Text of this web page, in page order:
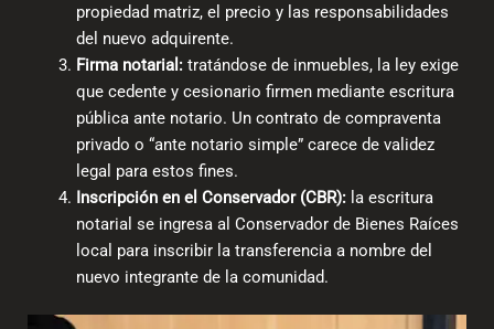
propiedad matriz, el precio y las responsabilidades
del nuevo adquirente.
Firma notarial:tratándose de inmuebles, la ley exige
que cedente y cesionario firmen mediante escritura
pública ante notario. Un contrato de compraventa
privado o “ante notario simple” carece de validez
legal para estos fines.
Inscripción en el Conservador (CBR):la escritura
notarial se ingresa al Conservador de Bienes Raíces
local para inscribir la transferencia a nombre del
nuevo integrante de la comunidad.